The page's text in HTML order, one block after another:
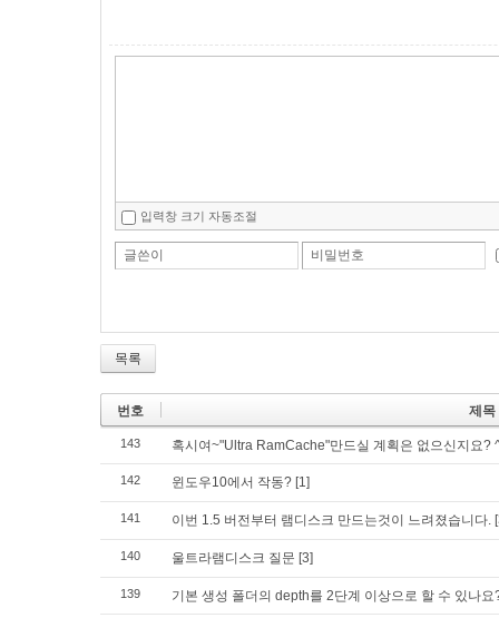
입력창 크기 자동조절
글쓴이 비밀번호
목록
번호 제목
143 혹시여~"Ultra RamCache"만드실 계획은 없으신지요?
142 윈도우10에서 작동? [1]
141 이번 1.5 버전부터 램디스크 만드는것이 느려졌습니다.
140 울트라램디스크 질문 [3]
139 기본 생성 폴더의 depth를 2단계 이상으로 할 수 있나요